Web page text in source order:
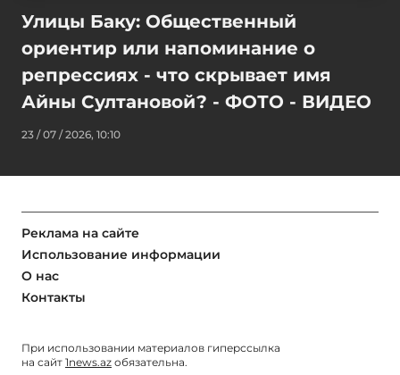
Улицы Баку: Общественный
ориентир или напоминание о
репрессиях - что скрывает имя
Айны Султановой? - ФОТО - ВИДЕО
23 / 07 / 2026, 10:10
Реклама на сайте
Использование информации
О нас
Контакты
При использовании материалов гиперссылка
на сайт 1news.az обязательна.